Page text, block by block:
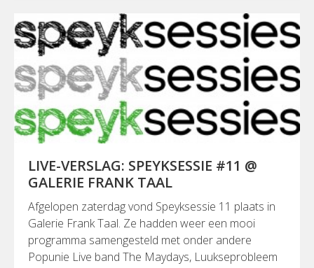
LIVE-VERSLAG: SPEYKSESSIE #11 @
GALERIE FRANK TAAL
Afgelopen zaterdag vond Speyksessie 11 plaats in
Galerie Frank Taal. Ze hadden weer een mooi
programma samengesteld met onder andere
Popunie Live band The Maydays, Luukseprobleem